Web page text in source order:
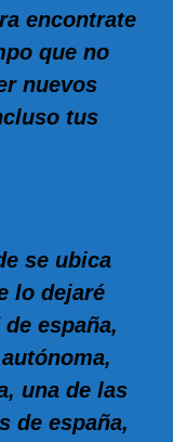
encontrate
que no
nuevos
tus
se ubica
lo dejaré
españa,
una de las
de españa,